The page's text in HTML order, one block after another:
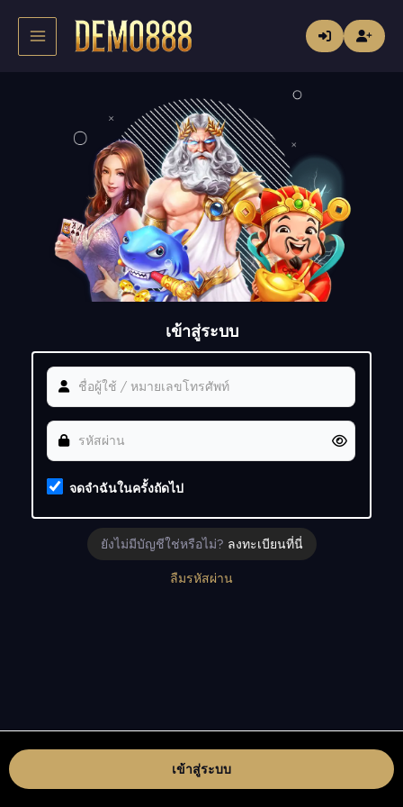
content
Main
Menu
เข้าสู่ระบบ
จดจำฉันในครั้งถัดไป
เข้าสู่ระบบ
ยังไม่มีบัญชีใช่หรือไม่? ลงทะเบียนที่นี่
ลืมรหัสผ่าน